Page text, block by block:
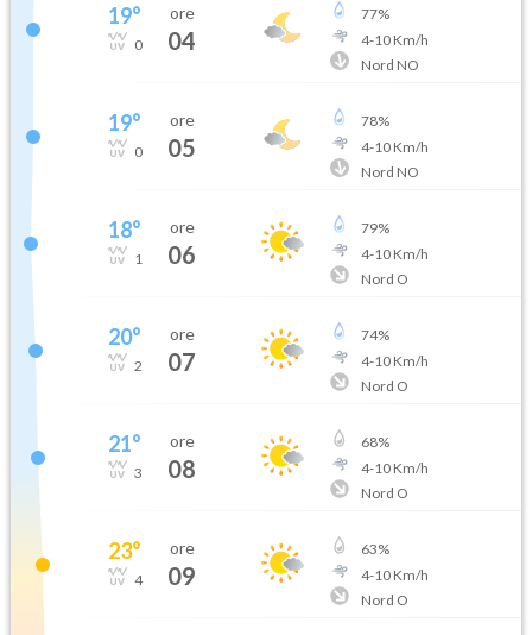
19°
0
ore
04
77%
4-10Km/h
Nord NO
19°
0
ore
05
78%
4-10Km/h
Nord NO
18°
1
ore
06
79%
4-10Km/h
Nord O
20°
2
ore
07
74%
4-10Km/h
Nord O
21°
3
ore
08
68%
4-10Km/h
Nord O
23°
4
ore
09
63%
4-10Km/h
Nord O